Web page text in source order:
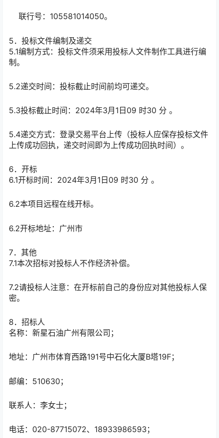
联行号：105581014050。
5．投标文件编制及递交
5.1编制方式：投标文件须采用投标人文件制作工具进行编
制。
5.2递交时间：投标截止时间前均可递交。
5.3投标截止时间：2024年3月1日09 时30 分 。
5.4递交方式：登录交易平台上传（投标人应保存投标文件
上传成功回执，递交时间即为上传成功回执时间）。
6．开标
6.1开标时间：2024年3月1日09 时30 分 。
6.2本项目远程在线开标。
6.2开标地址：广州市
7．其他
7.1本次招标对投标人不作经济补偿。
7.2请投标人注意：在开标前自己的身份应对其他投标人保
密。
8．招标人
名称：新星石油广州有限公司；
地址：广州市体育西路191号中石化大厦B塔19F；
邮编：510630；
联系人：李女士；
电话：020-87715072、18933986593；